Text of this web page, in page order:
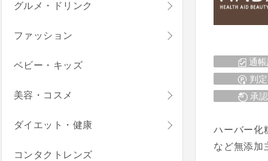
通
判
承
ハーバー化
など無添加
グルメ・ドリンク
ファッション
ベビー・キッズ
美容・コスメ
ダイエット・健康
コンタクトレンズ